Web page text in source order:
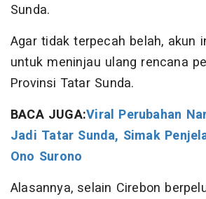
Sunda.
Agar tidak terpecah belah, akun
untuk meninjau ulang rencana
Provinsi Tatar Sunda.
BACA JUGA:Viral Perubahan
Jadi Tatar Sunda, Simak
Ono Surono
Alasannya, selain Cirebon